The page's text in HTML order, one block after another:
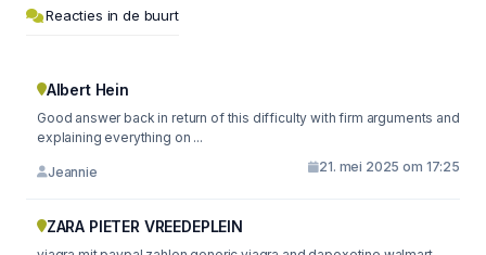
Reacties in de buurt
Albert Hein
Good answer back in return of this difficulty with firm arguments and
explaining everything on ...
Jeannie 21. mei 2025 om 17:25
ZARA PIETER VREEDEPLEIN